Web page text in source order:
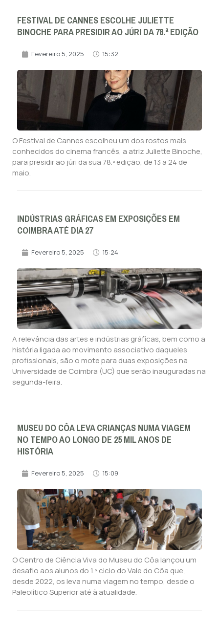
FESTIVAL DE CANNES ESCOLHE JULIETTE
BINOCHE PARA PRESIDIR AO JÚRI DA 78.ª EDIÇÃO
Fevereiro 5, 2025 15:32
O Festival de Cannes escolheu um dos rostos mais
conhecidos do cinema francês, a atriz Juliette Binoche,
para presidir ao júri da sua 78.ª edição, de 13 a 24 de
maio.
INDÚSTRIAS GRÁFICAS EM EXPOSIÇÕES EM
COIMBRA ATÉ DIA 27
Fevereiro 5, 2025 15:24
A relevância das artes e indústrias gráficas, bem como a
história ligada ao movimento associativo daqueles
profissionais, são o mote para duas exposições na
Universidade de Coimbra (UC) que serão inauguradas na
segunda-feira.
MUSEU DO CÔA LEVA CRIANÇAS NUMA VIAGEM
NO TEMPO AO LONGO DE 25 MIL ANOS DE
HISTÓRIA
Fevereiro 5, 2025 15:09
O Centro de Ciência Viva do Museu do Côa lançou um
desafio aos alunos do 1.º ciclo do Vale do Côa que,
desde 2022, os leva numa viagem no tempo, desde o
Paleolítico Superior até à atualidade.